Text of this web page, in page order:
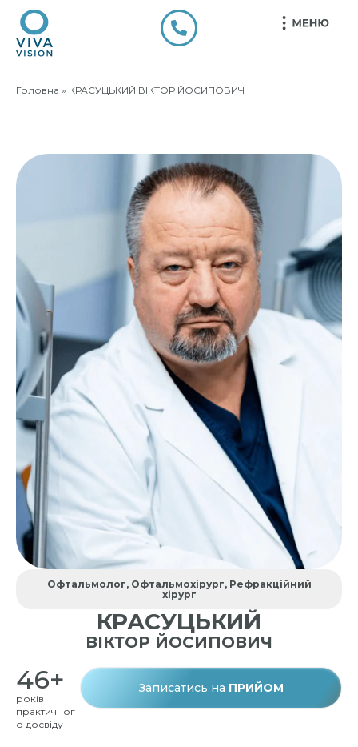
КРАСУЦЬКИЙ ВІКТОР
Головна » КРАСУЦЬКИЙ ВІКТОР ЙОСИПОВИЧ
Офтальмолог, Офтальмохірург, Рефракційний
хірург
КРАСУЦЬКИЙ
ВІКТОР ЙОСИПОВИЧ
46+
років
практичног
о досвіду
Записатись на ПРИЙОМ